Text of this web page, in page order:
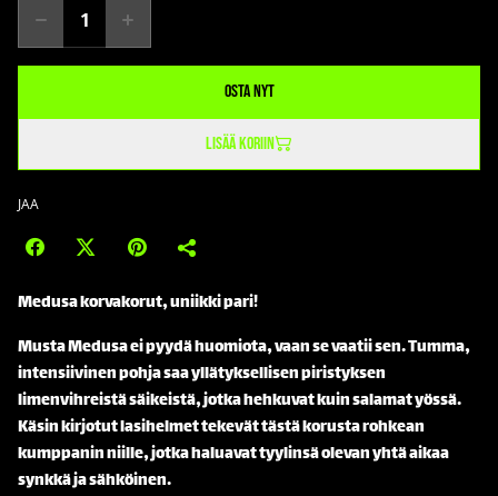
Osta nyt
Lisää koriin
JAA
Medusa korvakorut, uniikki pari!
Musta Medusa ei pyydä huomiota, vaan se vaatii sen. Tumma,
intensiivinen pohja saa yllätyksellisen piristyksen
limenvihreistä säikeistä, jotka hehkuvat kuin salamat yössä.
Käsin kirjotut lasihelmet tekevät tästä korusta rohkean
kumppanin niille, jotka haluavat tyylinsä olevan yhtä aikaa
synkkä ja sähköinen.